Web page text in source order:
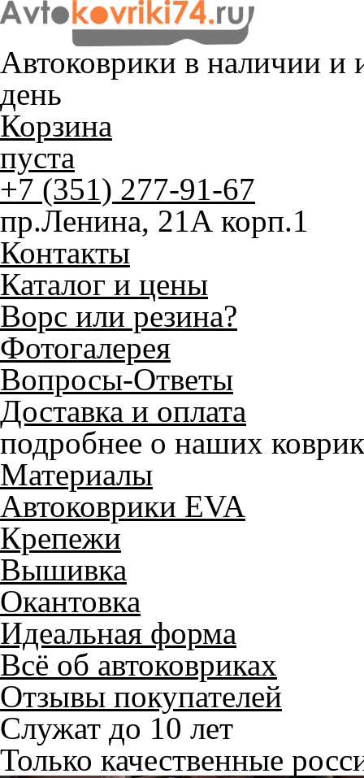
Автоковрики в наличии и
день
Корзина
пуста
+7 (351) 277-91-67
пр.Ленина, 21А корп.1
Контакты
Каталог и цены
Ворс или резина?
Фотогалерея
Вопросы-Ответы
Доставка и оплата
подробнее о наших
Материалы
Автоковрики EVA
Крепежи
Вышивка
Окантовка
Идеальная форма
Всё об автоковриках
Отзывы покупателей
Служат до 10 лет
Только качественные